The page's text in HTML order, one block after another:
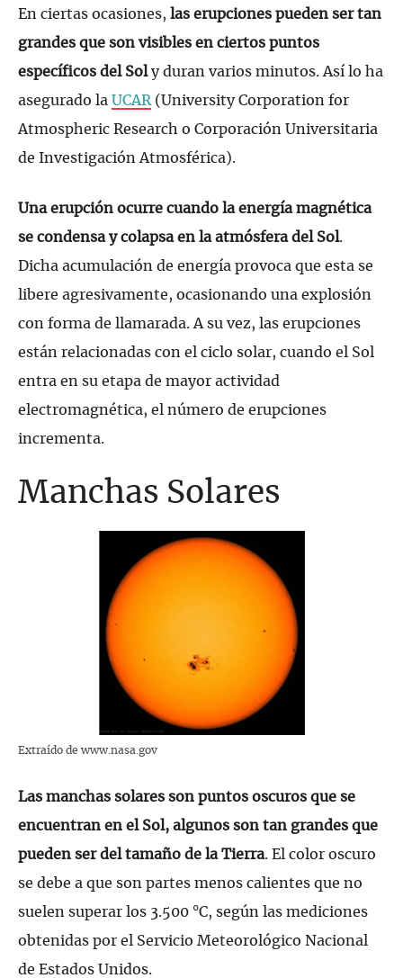
En ciertas ocasiones, las erupciones pueden ser tan
grandes que son visibles en ciertos puntos
específicos del Soly duran varios minutos. Así lo ha
asegurado la UCAR (University Corporation for
Atmospheric Research o Corporación Universitaria
de Investigación Atmosférica).
Una erupción ocurre cuando la energía magnética
se condensa y colapsa en la atmósfera del Sol.
Dicha acumulación de energía provoca que esta se
libere agresivamente, ocasionando una explosión
con forma de llamarada. A su vez, las erupciones
están relacionadas con el ciclo solar, cuando el Sol
entra en su etapa de mayor actividad
electromagnética, el número de erupciones
incrementa.
Manchas Solares
Extraído de www.nasa.gov
Las manchas solares son puntos oscuros que se
encuentran en el Sol, algunos son tan grandes que
pueden ser del tamaño de la Tierra. El color oscuro
se debe a que son partes menos calientes que no
suelen superar los 3.500 °C, según las mediciones
obtenidas por el Servicio Meteorológico Nacional
de Estados Unidos.